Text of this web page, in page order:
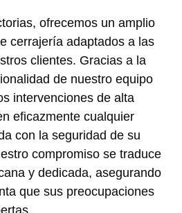
ofrecemos un amplio
cerrajería adaptados a las
clientes. Gracias a la
de nuestro equipo
intervenciones de alta
eficazmente cualquier
con la seguridad de su
compromiso se traduce
y dedicada, asegurando
que sus preocupaciones